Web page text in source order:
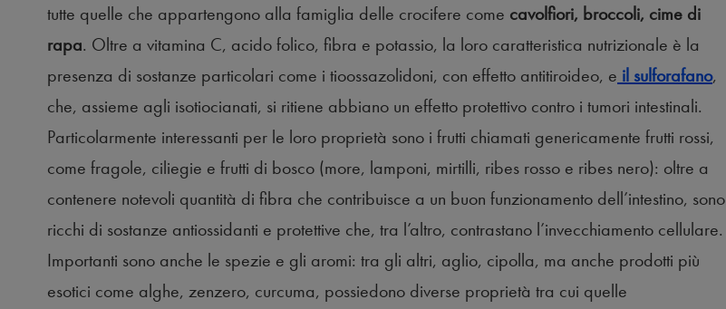
tutte quelle che appartengono alla famiglia delle crocifere come cavolfiori, broccoli, cime di
rapa. Oltre a vitamina C, acido folico, fibra e potassio, la loro caratteristica nutrizionale è la
presenza di sostanze particolari come i tioossazolidoni, con effetto antitiroideo, e il sulforafano,
che, assieme agli isotiocianati, si ritiene abbiano un effetto protettivo contro i tumori intestinali.
Particolarmente interessanti per le loro proprietà sono i frutti chiamati genericamente frutti rossi,
come fragole, ciliegie e frutti di bosco (more, lamponi, mirtilli, ribes rosso e ribes nero): oltre a
contenere notevoli quantità di fibra che contribuisce a un buon funzionamento dell’intestino, sono
ricchi di sostanze antiossidanti e protettive che, tra l’altro, contrastano l’invecchiamento cellulare.
Importanti sono anche le spezie e gli aromi: tra gli altri, aglio, cipolla, ma anche prodotti più
esotici come alghe, zenzero, curcuma, possiedono diverse proprietà tra cui quelle